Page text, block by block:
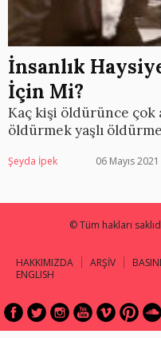
İnsanlık
İçin Mi?
Kaç kişi öldürünce çok
öldürmek yaşlı
Şeyda İpek 06 Mayıs 2021
© Tüm hakları
HAKKIMIZDA ARŞİV
ENGLISH